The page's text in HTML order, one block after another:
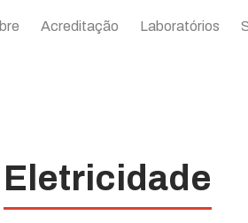
Acreditação Laboratórios
Eletricidade